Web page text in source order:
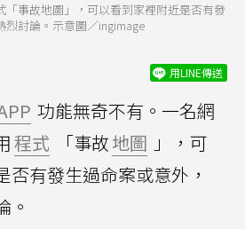
「事故地圖」，可以看到家裡附近是否有發
烈討論。示意圖／ingimage
用LINE傳送
功能無奇不有。一名網
程式 「事故地圖 」，可
否有發生過命案或意外，
。